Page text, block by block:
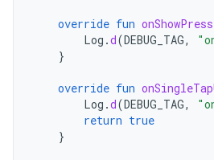
override fun onShowPress
Log .d(DEBUG_TAG,
}
override fun
Log .d(DEBUG_TAG,
return true
}